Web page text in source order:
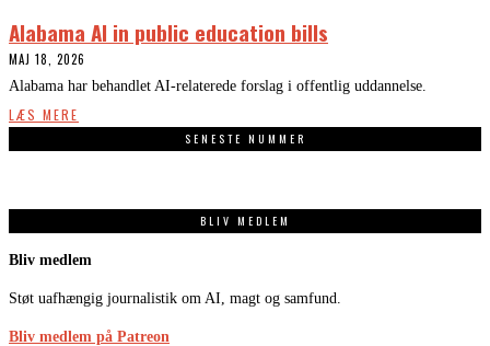
Alabama AI in public education bills
MAJ 18, 2026
Alabama har behandlet AI-relaterede forslag i offentlig uddannelse.
LÆS MERE
SENESTE NUMMER
BLIV MEDLEM
Bliv medlem
Støt uafhængig journalistik om AI, magt og samfund.
Bliv medlem på Patreon